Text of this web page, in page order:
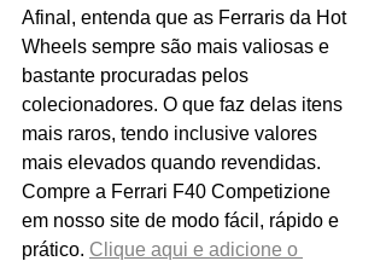
Afinal, entenda que as Ferraris da Hot
Wheels sempre são mais valiosas e
bastante procuradas pelos
colecionadores. O que faz delas itens
mais raros, tendo inclusive valores
mais elevados quando revendidas.
Compre a Ferrari F40 Competizione
em nosso site de modo fácil, rápido e
prático. Clique aqui e adicione o